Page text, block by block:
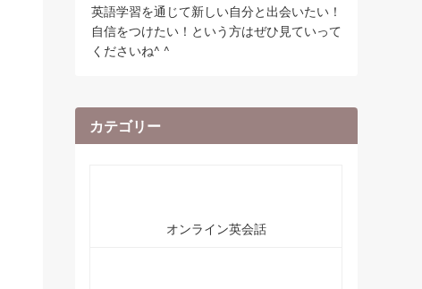
英語学習を通じて新しい自分と出会いたい！
自信をつけたい！という方はぜひ見ていって
くださいね^ ^
カテゴリー
オンライン英会話